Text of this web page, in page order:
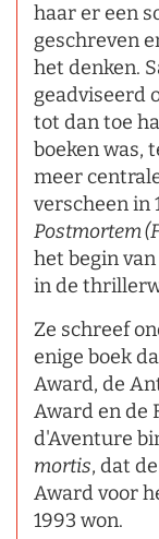
haar er een
geschreven
het denken.
geadviseerd
tot dan toe
boeken was,
meer
verscheen in
Postmortem
het begin
in de
Ze schreef
enige boek
Award, de
Award en de
d'Aventure
mortis, dat
Award voor
1993 won.